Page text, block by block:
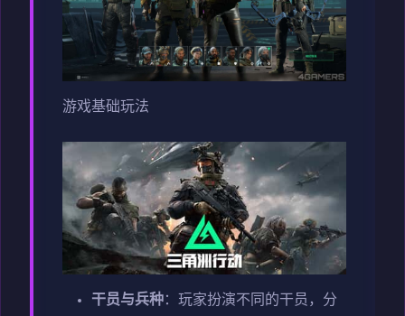
游戏基础玩法
干员与兵种：玩家扮演不同的干员，分